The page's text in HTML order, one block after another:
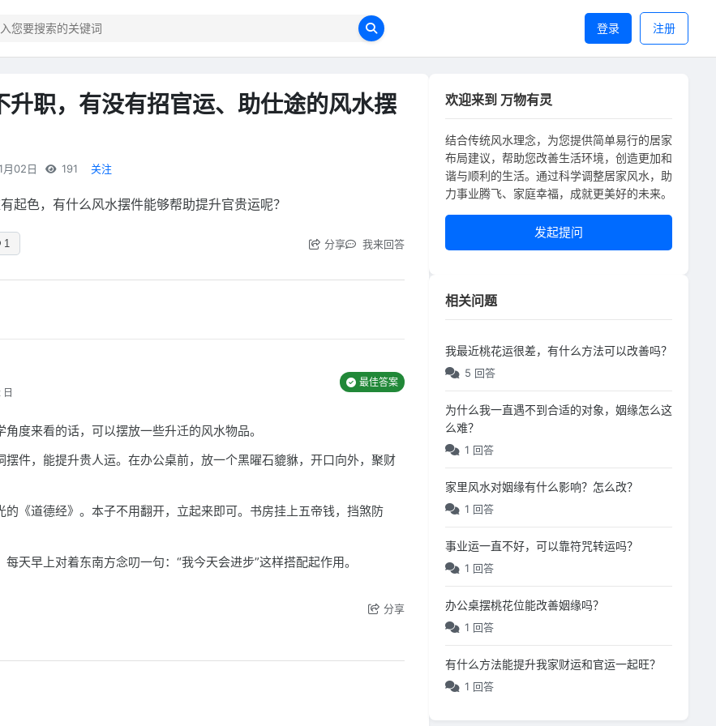
登录 注册
升职，有没有招官运、助仕途的风水摆
月02日 191 关注
起色，有什么风水摆件能够帮助提升官贵运呢？
1 分享 我来回答
最佳答案
度来看的话，可以摆放一些升迁的风水物品。
摆件，能提升贵人运。在办公桌前，放一个黑曜石貔貅，开口向外，聚财
的《道德经》。本子不用翻开，立起来即可。书房挂上五帝钱，挡煞防
天早上对着东南方念叨一句：“我今天会进步”这样搭配起作用。
分享
欢迎来到 万物有灵
结合传统风水理念，为您提供简单易行的居家
布局建议，帮助您改善生活环境，创造更加和
谐与顺利的生活。通过科学调整居家风水，助
力事业腾飞、家庭幸福，成就更美好的未来。
发起提问
相关问题
我最近桃花运很差，有什么方法可以改善吗？
5 回答
为什么我一直遇不到合适的对象，姻缘怎么这
么难？
1 回答
家里风水对姻缘有什么影响？怎么改？
1 回答
事业运一直不好，可以靠符咒转运吗？
1 回答
办公桌摆桃花位能改善姻缘吗？
1 回答
有什么方法能提升我家财运和官运一起旺？
1 回答